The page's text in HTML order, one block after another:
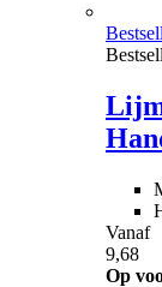
Vanaf
9,68
Op